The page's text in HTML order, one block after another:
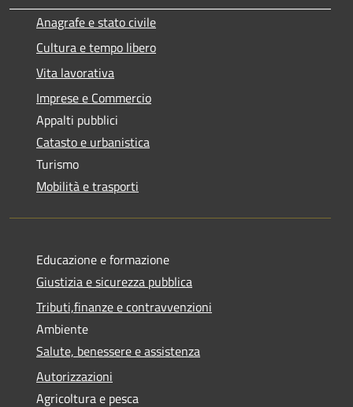
Anagrafe e stato civile
Cultura e tempo libero
Vita lavorativa
Imprese e Commercio
Appalti pubblici
Catasto e urbanistica
Turismo
Mobilità e trasporti
Educazione e formazione
Giustizia e sicurezza pubblica
Tributi,finanze e contravvenzioni
Ambiente
Salute, benessere e assistenza
Autorizzazioni
Agricoltura e pesca